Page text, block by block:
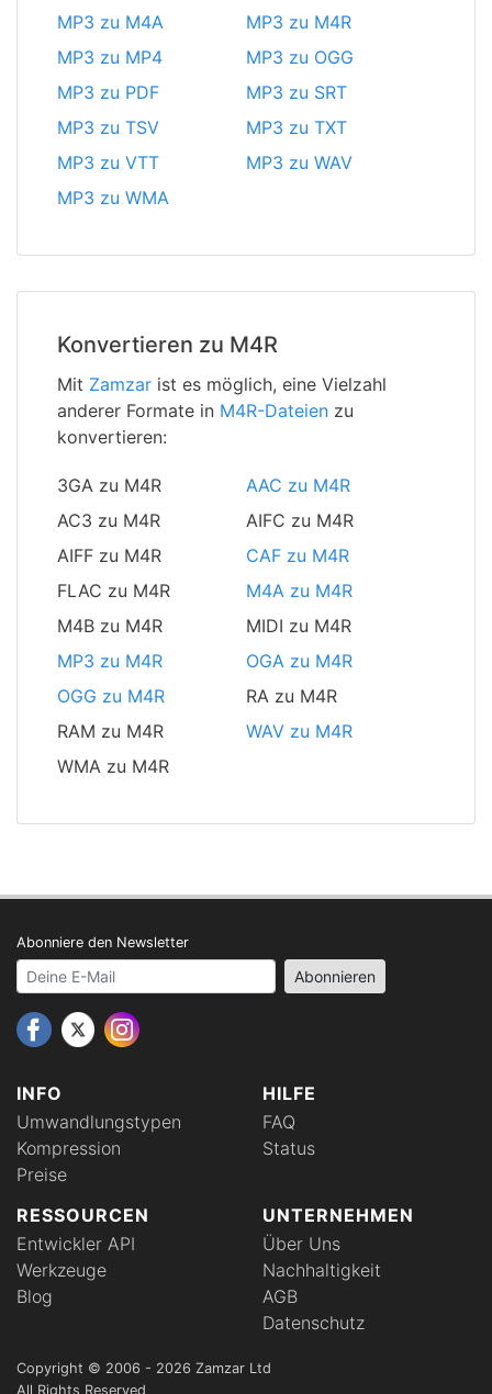
MP3 zu M4A
MP3 zu M4R
MP3 zu MP4
MP3 zu OGG
MP3 zu PDF
MP3 zu SRT
MP3 zu TSV
MP3 zu TXT
MP3 zu VTT
MP3 zu WAV
MP3 zu WMA
Konvertieren zu M4R
Mit Zamzar ist es möglich, eine Vielzahl
anderer Formate in M4R-Dateien zu
konvertieren:
3GA zu M4R
AAC zu M4R
AC3 zu M4R
AIFC zu M4R
AIFF zu M4R
CAF zu M4R
FLAC zu M4R
M4A zu M4R
M4B zu M4R
MIDI zu M4R
MP3 zu M4R
OGA zu M4R
OGG zu M4R
RA zu M4R
RAM zu M4R
WAV zu M4R
WMA zu M4R
INFO
Umwandlungstypen
Kompression
Preise
HILFE
FAQ
Status
RESSOURCEN
Entwickler API
Werkzeuge
Blog
UNTERNEHMEN
Über Uns
Nachhaltigkeit
AGB
Datenschutz
Abonniere den Newsletter
Your email address Abonnieren
Copyright © 2006 - 2026 Zamzar Ltd
All Rights Reserved